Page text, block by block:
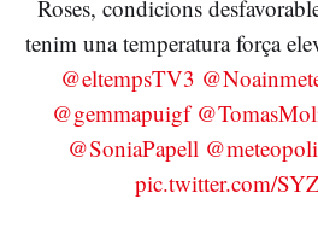
Roses, condicions
tenim una temperatura força
@eltempsTV3
@gemmapuigf
@SoniaPapell
pic.twitter.com/